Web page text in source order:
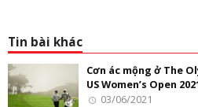
Tin bài khác
Cơn ác mộng ở The
US Women’s Open
03/06/2021